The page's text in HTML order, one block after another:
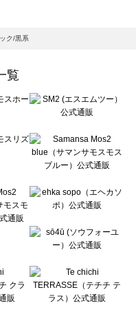
サモスモス）の一覧
の一覧
ク/黒系
覧